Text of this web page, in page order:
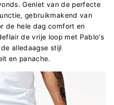
Geniet van de perfecte
gebruikmakend van
de hele dag comfort en
de vrije loop met Pablo's
alledaagse stijl
en panache.